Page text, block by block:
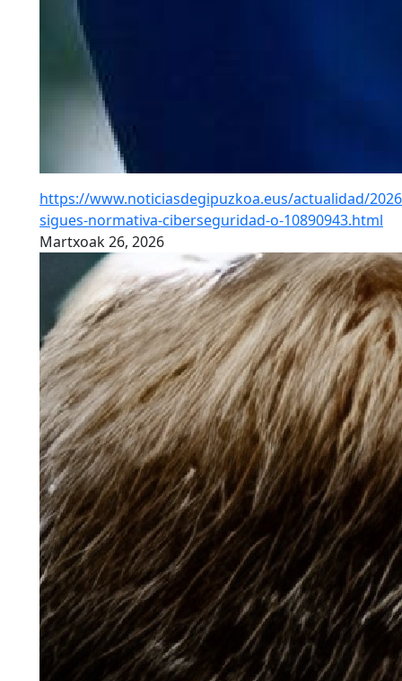
https://www.noticiasdegipuzkoa.eus/actualidad/
sigues-normativa-ciberseguridad-o-10890943.html
Martxoak 26, 2026